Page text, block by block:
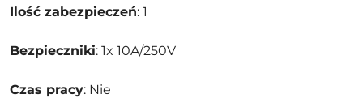
Ilość zabezpieczeń: 1
Bezpieczniki: 1x 10A/250V
Czas pracy: Nie